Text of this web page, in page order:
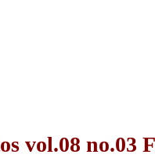
vol.08 no.03